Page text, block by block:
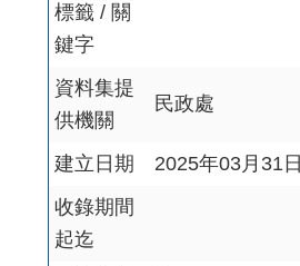
標籤 / 關
鍵字
資料集提
供機關
民政處
建立日期
2025年03月31日
收錄期間
起迄